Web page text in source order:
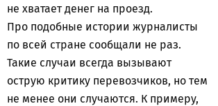
не хватает денег на проезд.
Про подобные истории журналисты
по всей стране сообщали не раз.
Такие случаи всегда вызывают
острую критику перевозчиков, но тем
не менее они случаются. К примеру,